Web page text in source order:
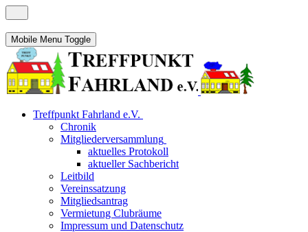
Mobile Menu Toggle
Treffpunkt Fahrland e.V.
Chronik
Mitgliederversammlung
aktuelles Protokoll
aktueller Sachbericht
Leitbild
Vereinssatzung
Mitgliedsantrag
Vermietung Clubräume
Impressum und Datenschutz